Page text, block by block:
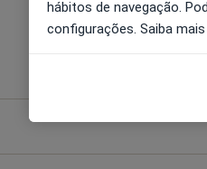
hábitos de navegação.
configurações. Saiba